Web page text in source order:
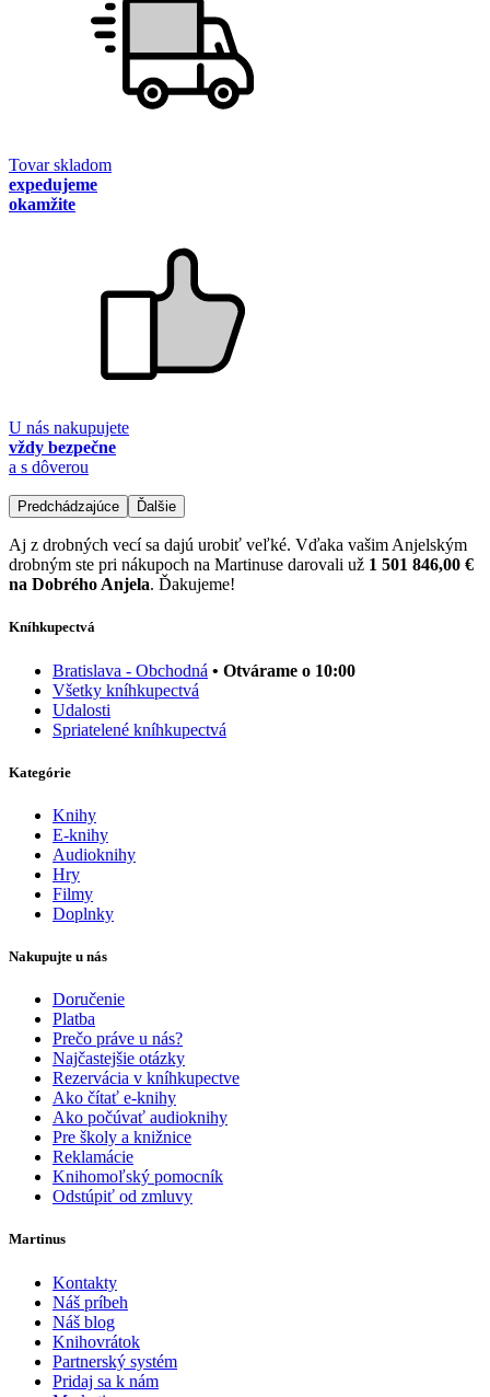
Tovar skladom
expedujeme
okamžite
U nás nakupujete
vždy bezpečne
a s dôverou
Predchádzajúce Ďalšie
Aj z drobných vecí sa dajú urobiť veľké. Vďaka vašim Anjelským
drobným ste pri nákupoch na Martinuse darovali už 1 501 846,00 €
na Dobrého Anjela. Ďakujeme!
Kníhkupectvá
Bratislava - Obchodná • Otvárame o 10:00
Všetky kníhkupectvá
Udalosti
Spriatelené kníhkupectvá
Kategórie
Knihy
E-knihy
Audioknihy
Hry
Filmy
Doplnky
Nakupujte u nás
Doručenie
Platba
Prečo práve u nás?
Najčastejšie otázky
Rezervácia v kníhkupectve
Ako čítať e-knihy
Ako počúvať audioknihy
Pre školy a knižnice
Reklamácie
Knihomoľský pomocník
Odstúpiť od zmluvy
Martinus
Kontakty
Náš príbeh
Náš blog
Knihovrátok
Partnerský systém
Pridaj sa k nám